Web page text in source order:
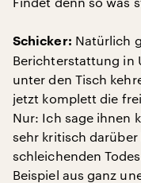
Schicker: Natürlich
Berichterstattung in
unter den Tisch
jetzt komplett die
Nur: Ich sage ihnen
sehr kritisch
schleichenden
Beispiel aus ganz